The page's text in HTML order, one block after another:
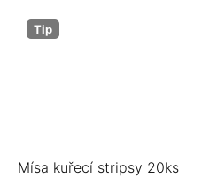
Tip
Mísa kuřecí stripsy 20ks